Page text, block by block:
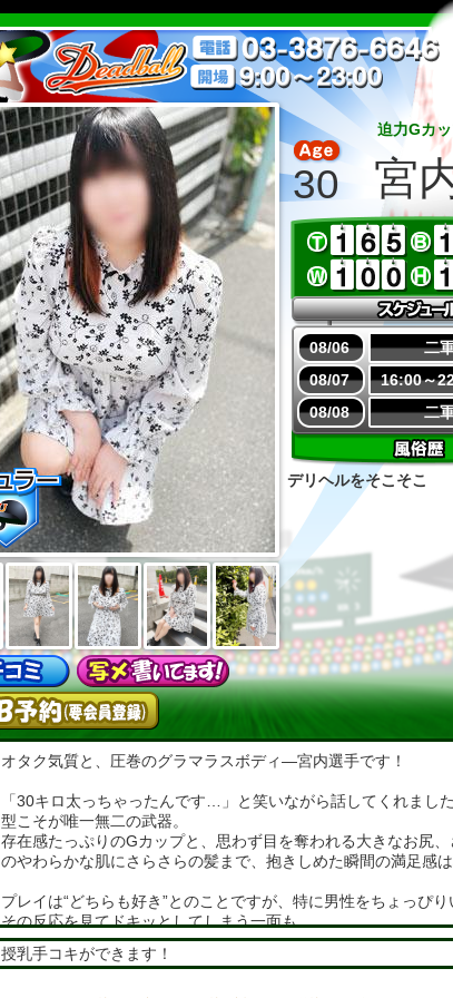
迫力Gカ
30 宮
08/06
二
08/07
16:00～
08/08
二
デリヘルをそこそこ
オタク気質と、圧巻のグラマラスボディ—宮内選手です！
「30キロ太っちゃったんです…」と笑いながら話してくれまし
型こそが唯一無二の武器。
存在感たっぷりのGカップと、思わず目を奪われる大きなお尻、
のやわらかな肌にさらさらの髪まで、抱きしめた瞬間の満足感は
プレイは“どちらも好き”とのことですが、特に男性をちょっぴり
その反応を見てドキッとしてしまう一面も。
見た目のやわらかな印象とは裏腹に、そんな小悪魔っぽいギャ
ません。
授乳手コキができます！